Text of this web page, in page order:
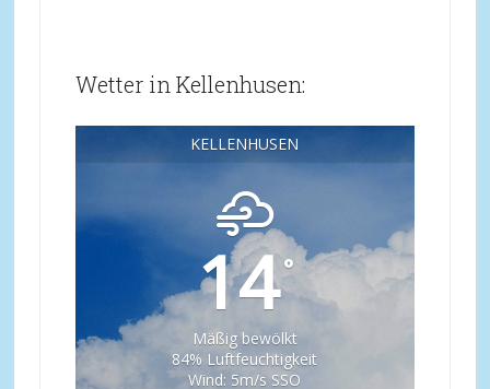
Wetter in Kellenhusen:
KELLENHUSEN
14°
Mäßig bewölkt
84% Luftfeuchtigkeit
Wind: 5m/s SSO